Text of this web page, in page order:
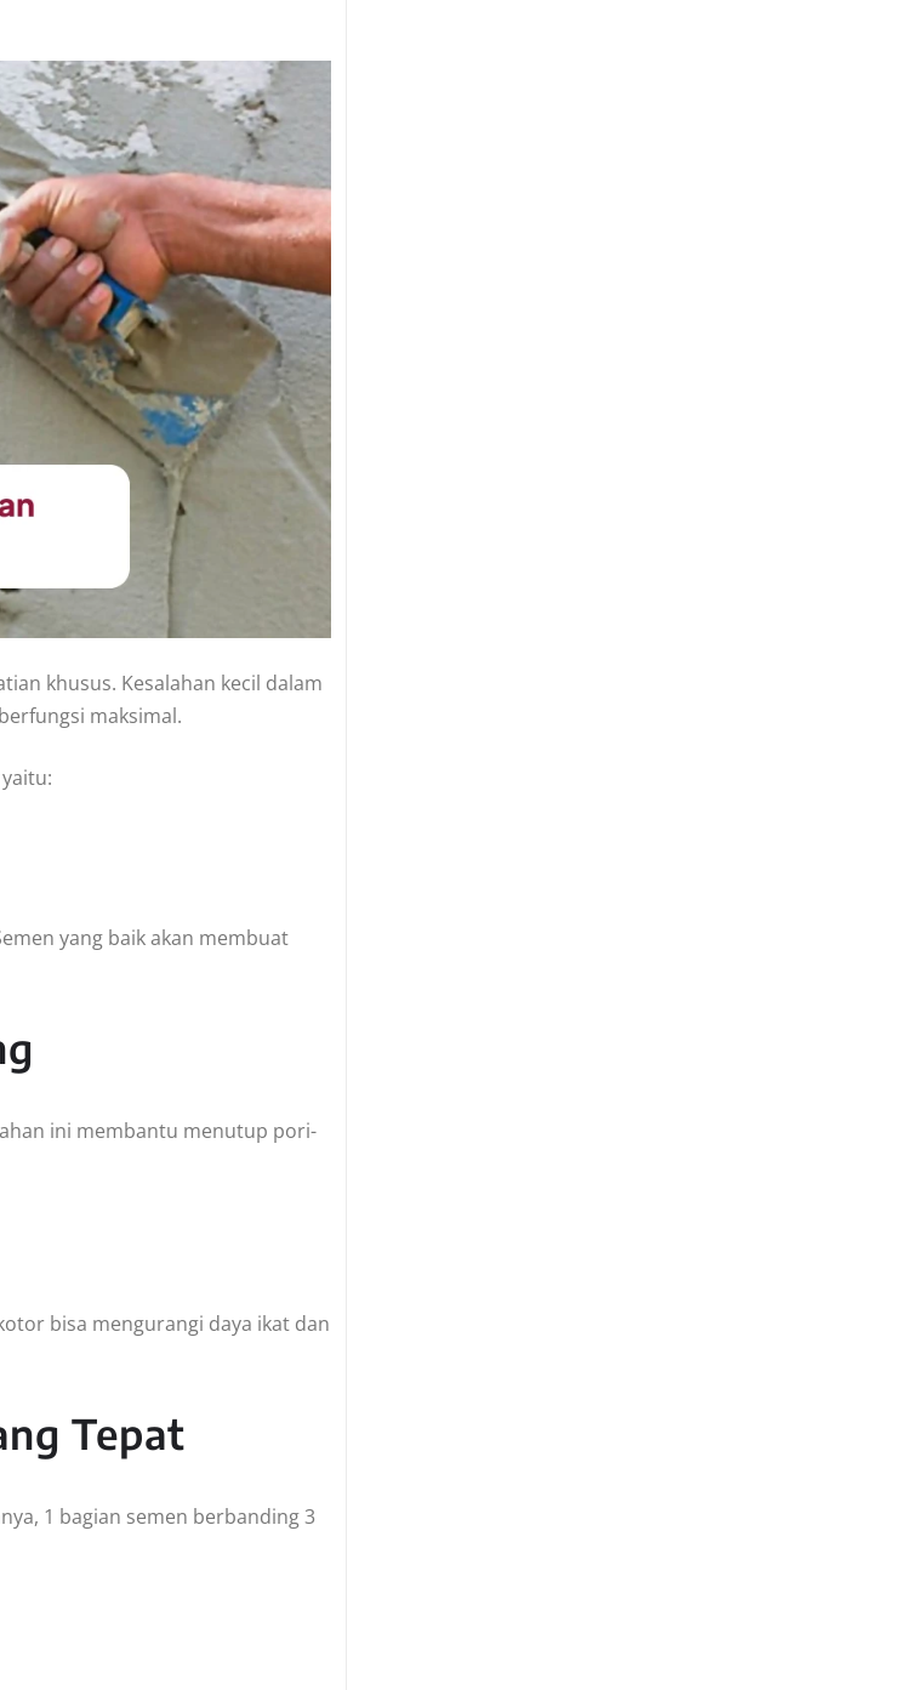
khusus. Kesalahan kecil dalam
maksimal.
yang baik akan membuat
ini membantu menutup pori-
bisa mengurangi daya ikat dan
Tepat
1 bagian semen berbanding 3